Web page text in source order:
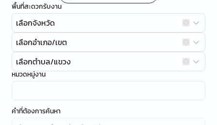
พื้นที่สะดวกรับงาน
เลือกจังหวัด
เลือกอำเภอ/เขต
เลือกตำบล/แขวง
หมวดหมู่งาน
คำที่ต้องการค้นหา